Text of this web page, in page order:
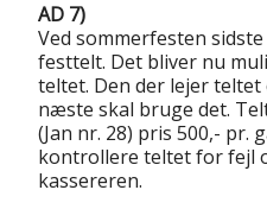
AD 7)
Ved sommerfesten
festtelt. Det bliver nu
teltet. Den der lejer
næste skal bruge det.
(Jan nr. 28) pris 500,- pr.
kontrollere teltet for fejl
kassereren.